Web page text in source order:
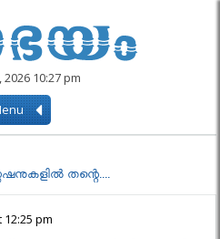
10:27 pm
തന്റെ....
pm